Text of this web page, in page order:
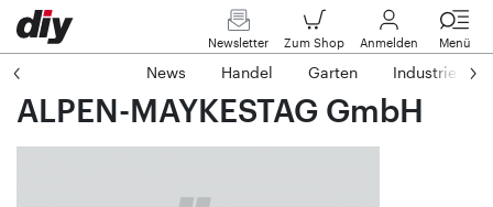
Newsletter Zum Shop Anmelden Menü
News Handel Garten Industrie
ALPEN-MAYKESTAG GmbH